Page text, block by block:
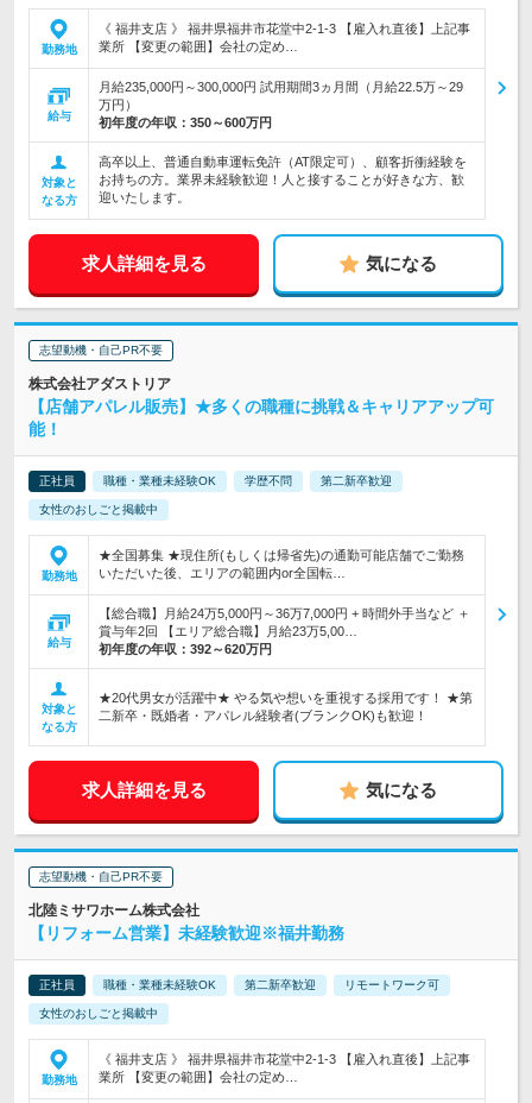
勤務地
《 福井支店 》 福井県福井市花堂中2-1-3 【雇入れ直後】上記事
業所 【変更の範囲】会社の定め…
給与
月給235,000円～300,000円 試用期間3ヵ月間（月給22.5万～29
万円）
初年度の年収： 350～600万円
対象と
なる方
高卒以上、普通自動車運転免許（AT限定可）、顧客折衝経験を
お持ちの方。業界未経験歓迎！人と接することが好きな方、歓
迎いたします。
求人詳細を見る 気になる
志望動機・自己PR不要
株式会社アダストリア
【店舗アパレル販売】★多くの職種に挑戦＆キャリアアップ可
能！
正社員 職種・業種未経験OK 学歴不問 第二新卒歓迎
女性のおしごと掲載中
勤務地
★全国募集 ★現住所(もしくは帰省先)の通勤可能店舗でご勤務
いただいた後、エリアの範囲内or全国転…
給与
【総合職】月給24万5,000円～36万7,000円 + 時間外手当など ＋
賞与年2回 【エリア総合職】月給23万5,00…
初年度の年収： 392～620万円
対象と
なる方
★20代男女が活躍中★ やる気や想いを重視する採用です！ ★第
二新卒・既婚者・アパレル経験者(ブランクOK)も歓迎！
求人詳細を見る 気になる
志望動機・自己PR不要
北陸ミサワホーム株式会社
【リフォーム営業】未経験歓迎※福井勤務
正社員 職種・業種未経験OK 第二新卒歓迎 リモートワーク可
女性のおしごと掲載中
勤務地
《 福井支店 》 福井県福井市花堂中2-1-3 【雇入れ直後】上記事
業所 【変更の範囲】会社の定め…